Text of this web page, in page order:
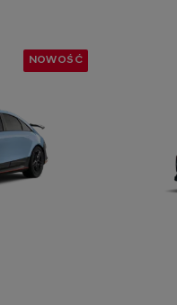
NOWOŚĆ